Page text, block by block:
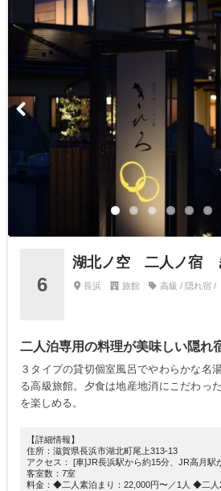
6
湖北ノ空 二人ノ宿
長浜 旅館 高級 / 隠れ宿 /
二人泊専用の料理が美味しい隠れ
３タイプの貸切個室風呂でやわらかな名
る高級旅館。夕食は地産地消にこだわっ
を楽しめる。
【詳細情報】
住所：滋賀県長浜市湖北町尾上313-13
アクセス： [車]JR長浜駅から約15分、JR高月駅
客室数：7室
料金：◆二人素泊まり：22,000円〜／1人 ◆二人